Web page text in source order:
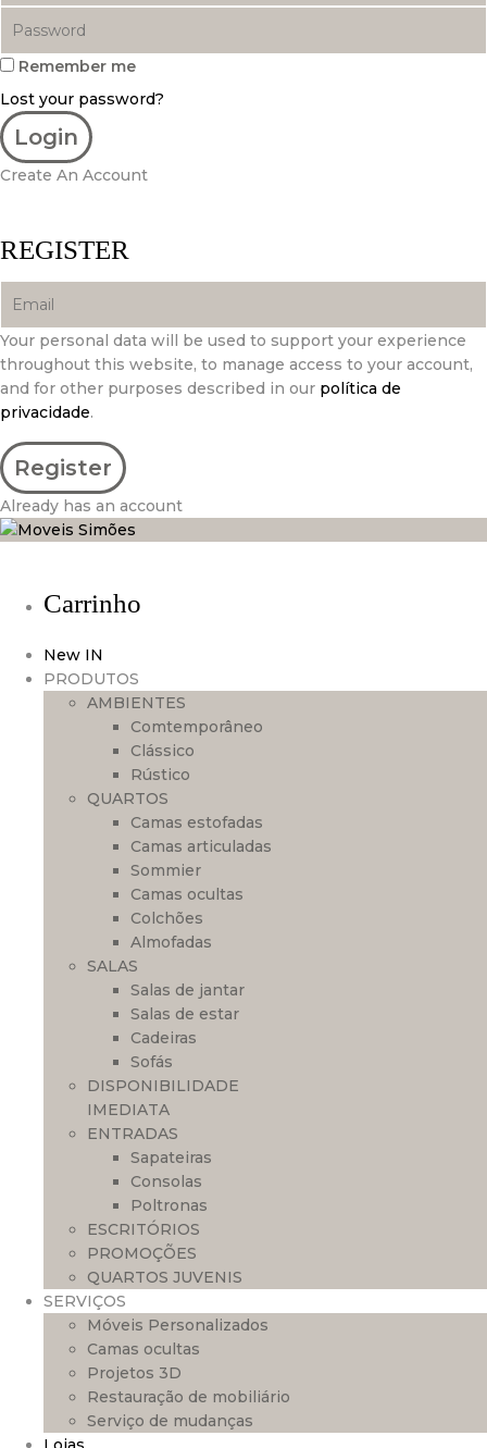
Remember me
Lost your password?
Create An Account
REGISTER
Your personal data will be used to support your experience
throughout this website, to manage access to your account,
and for other purposes described in our política de
privacidade.
Already has an account
Carrinho
New IN
PRODUTOS
AMBIENTES
Comtemporâneo
Clássico
Rústico
QUARTOS
Camas estofadas
Camas articuladas
Sommier
Camas ocultas
Colchões
Almofadas
SALAS
Salas de jantar
Salas de estar
Cadeiras
Sofás
DISPONIBILIDADE
IMEDIATA
ENTRADAS
Sapateiras
Consolas
Poltronas
ESCRITÓRIOS
PROMOÇÕES
QUARTOS JUVENIS
SERVIÇOS
Móveis Personalizados
Camas ocultas
Projetos 3D
Restauração de mobiliário
Serviço de mudanças